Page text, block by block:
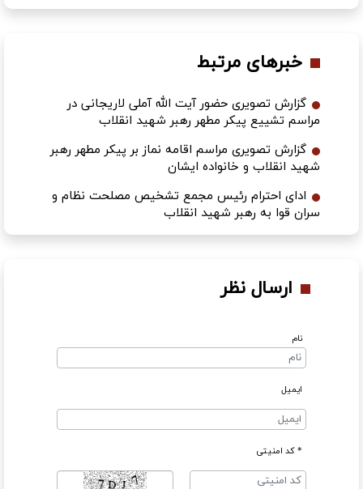
خبرهای مرتبط
گزارش تصویری حضور آیت الله آملی لاریجانی در
مراسم تشییع پیکر مطهر رهبر شهید انقلاب
گزارش تصویری مراسم اقامه نماز بر پیکر مطهر رهبر
شهید انقلاب و خانواده ایشان
ادای احترام رئیس مجمع تشخیص مصلحت نظام و
سران قوا به رهبر شهید انقلاب
ارسال نظر
نام
ایمیل
* کد امنیتی